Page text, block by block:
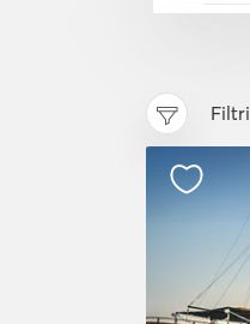
Filtri